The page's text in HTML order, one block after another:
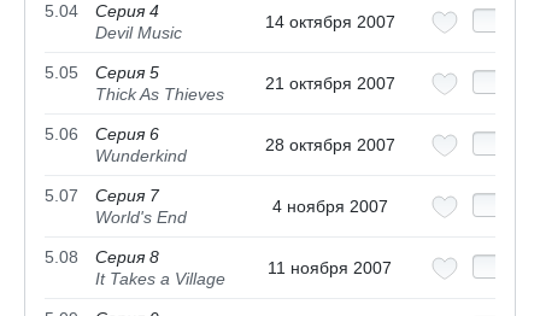
5.04
Серия 4
Devil Music
14 октября 2007
5.05
Серия 5
Thick As Thieves
21 октября 2007
5.06
Серия 6
Wunderkind
28 октября 2007
5.07
Серия 7
World's End
4 ноября 2007
5.08
Серия 8
It Takes a Village
11 ноября 2007